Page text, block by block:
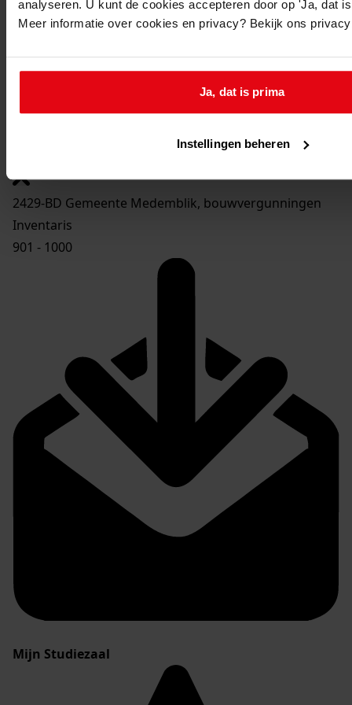
analyseren. U kunt de cookies accepteren door op 'Ja, dat
Meer informatie over cookies en privacy? Bekijk ons
Ja, dat is prima
Instellingen beheren
Toon details van deze beschrijving (1 bestand)
2009 - 2010
Toon details van deze beschrijving (1 bestand)
970Plaatsen van twee garagedeuren in een carport,
2429-BD Gemeente Medemblik, bouwvergunningen
Inventaris
901 - 1000
Mijn Studiezaal